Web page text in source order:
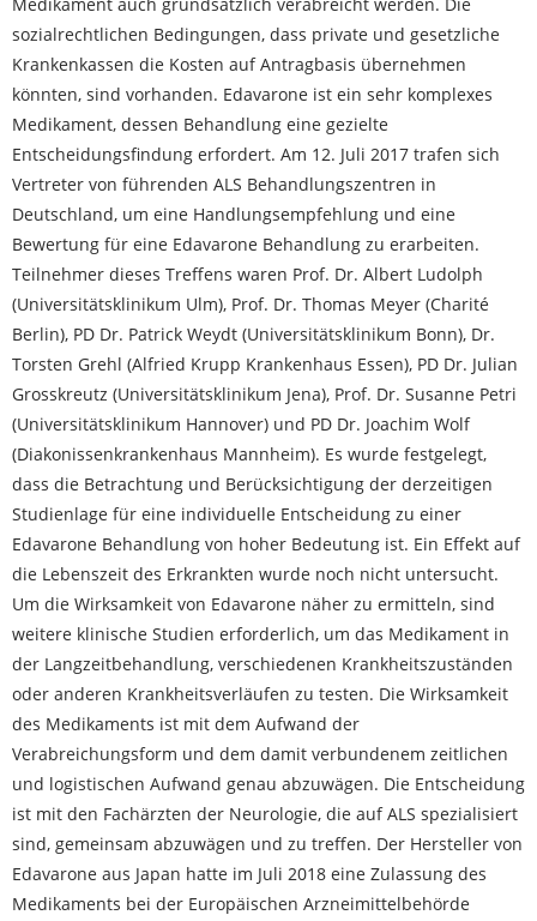
sozialrechtlichen Bedingungen, dass private und gesetzliche
Krankenkassen die Kosten auf Antragbasis übernehmen
könnten, sind vorhanden. Edavarone ist ein sehr komplexes
Medikament, dessen Behandlung eine gezielte
Entscheidungsfindung erfordert. Am 12. Juli 2017 trafen sich
Vertreter von führenden ALS Behandlungszentren in
Deutschland, um eine Handlungsempfehlung und eine
Bewertung für eine Edavarone Behandlung zu erarbeiten.
Teilnehmer dieses Treffens waren Prof. Dr. Albert Ludolph
(Universitätsklinikum Ulm), Prof. Dr. Thomas Meyer (Charité
Berlin), PD Dr. Patrick Weydt (Universitätsklinikum Bonn), Dr.
Torsten Grehl (Alfried Krupp Krankenhaus Essen), PD Dr. Julian
Grosskreutz (Universitätsklinikum Jena), Prof. Dr. Susanne Petri
(Universitätsklinikum Hannover) und PD Dr. Joachim Wolf
(Diakonissenkrankenhaus Mannheim). Es wurde festgelegt,
dass die Betrachtung und Berücksichtigung der derzeitigen
Studienlage für eine individuelle Entscheidung zu einer
Edavarone Behandlung von hoher Bedeutung ist. Ein Effekt auf
die Lebenszeit des Erkrankten wurde noch nicht untersucht.
Um die Wirksamkeit von Edavarone näher zu ermitteln, sind
weitere klinische Studien erforderlich, um das Medikament in
der Langzeitbehandlung, verschiedenen Krankheitszuständen
oder anderen Krankheitsverläufen zu testen. Die Wirksamkeit
des Medikaments ist mit dem Aufwand der
Verabreichungsform und dem damit verbundenem zeitlichen
und logistischen Aufwand genau abzuwägen. Die Entscheidung
ist mit den Fachärzten der Neurologie, die auf ALS spezialisiert
sind, gemeinsam abzuwägen und zu treffen. Der Hersteller von
Edavarone aus Japan hatte im Juli 2018 eine Zulassung des
Medikaments bei der Europäischen Arzneimittelbehörde